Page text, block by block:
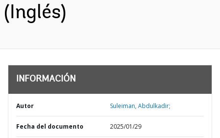
(Inglés)
INFORMACIÓN
Autor Suleiman, Abdulkadir;
Fecha del documento 2025/01/29